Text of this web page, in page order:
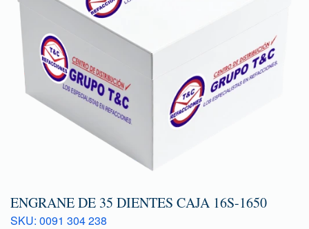
ENGRANE DE 35 DIENTES CAJA 16S-1650
SKU: 0091 304 238